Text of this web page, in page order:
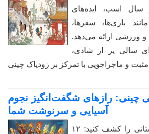
اسب، ایده‌های
بازی‌ها، سفرها،
و ورزشی ارائه می‌دهد.
سالی پر از شادی،
چینی: رازهای شگفت‌انگیز نجوم
آسیایی و سرنوشت شما
طالع‌بینی چینی باستانی را کشف کنید: ۱۲